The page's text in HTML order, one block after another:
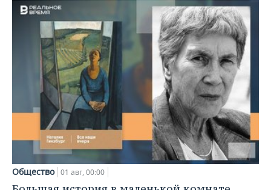
Общество 01 авг, 00:00